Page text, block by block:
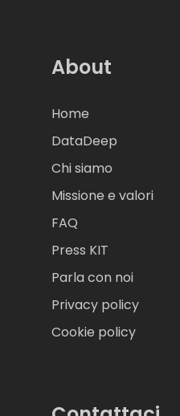
About
Home
DataDeep
Chi siamo
Missione e valori
FAQ
Press KIT
Parla con noi
Privacy policy
Cookie policy